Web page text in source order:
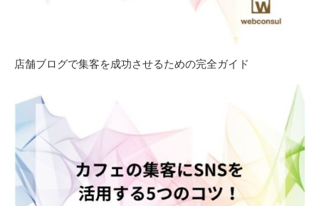
店舗ブログで集客を成功させるための完全ガイド